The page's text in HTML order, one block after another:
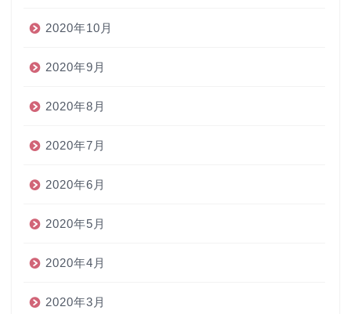
2020年10月
2020年9月
2020年8月
2020年7月
2020年6月
2020年5月
2020年4月
2020年3月